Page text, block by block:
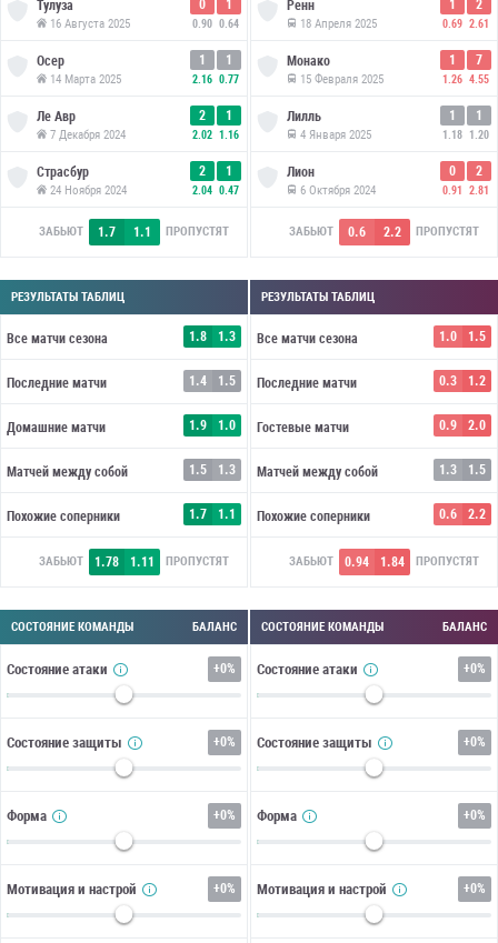
Тулуза
16 Августа 2025
0
0.90
1
0.64
Осер
14 Марта 2025
1
2.16
1
0.77
Ле Авр
7 Декабря 2024
2
2.02
1
1.16
Страсбур
24 Ноября 2024
2
2.04
1
0.47
ЗАБЬЮТ 1.7 1.1 ПРОПУСТЯТ
РЕЗУЛЬТАТЫ ТАБЛИЦ
Все матчи сезона 1.8 1.3
Последние матчи 1.4 1.5
Домашние матчи 1.9 1.0
Матчей между собой 1.5 1.3
Похожие соперники 1.7 1.1
ЗАБЬЮТ 1.78 1.11 ПРОПУСТЯТ
СОСТОЯНИЕ КОМАНДЫ БАЛАНС
Состояние атаки +0%
Состояние защиты +0%
Форма +0%
Мотивация и настрой +0%
Ренн
18 Апреля 2025
1
0.69
2
2.61
Монако
15 Февраля 2025
1
1.26
7
4.55
Лилль
4 Января 2025
1
1.18
1
1.20
Лион
6 Октября 2024
0
0.91
2
2.81
ЗАБЬЮТ 0.6 2.2 ПРОПУСТЯТ
РЕЗУЛЬТАТЫ ТАБЛИЦ
Все матчи сезона 1.0 1.5
Последние матчи 0.3 1.2
Гостевые матчи 0.9 2.0
Матчей между собой 1.3 1.5
Похожие соперники 0.6 2.2
ЗАБЬЮТ 0.94 1.84 ПРОПУСТЯТ
СОСТОЯНИЕ КОМАНДЫ БАЛАНС
Состояние атаки +0%
Состояние защиты +0%
Форма +0%
Мотивация и настрой +0%